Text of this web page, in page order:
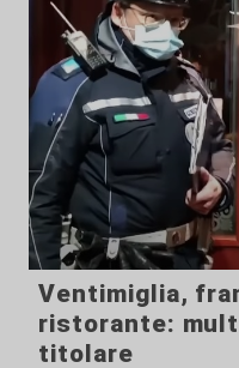
Ventimiglia,
ristorante:
titolare